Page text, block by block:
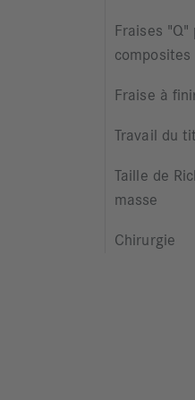
Fraises
composites
Fraise à
Travail du
Taille de
masse
Chirurgie